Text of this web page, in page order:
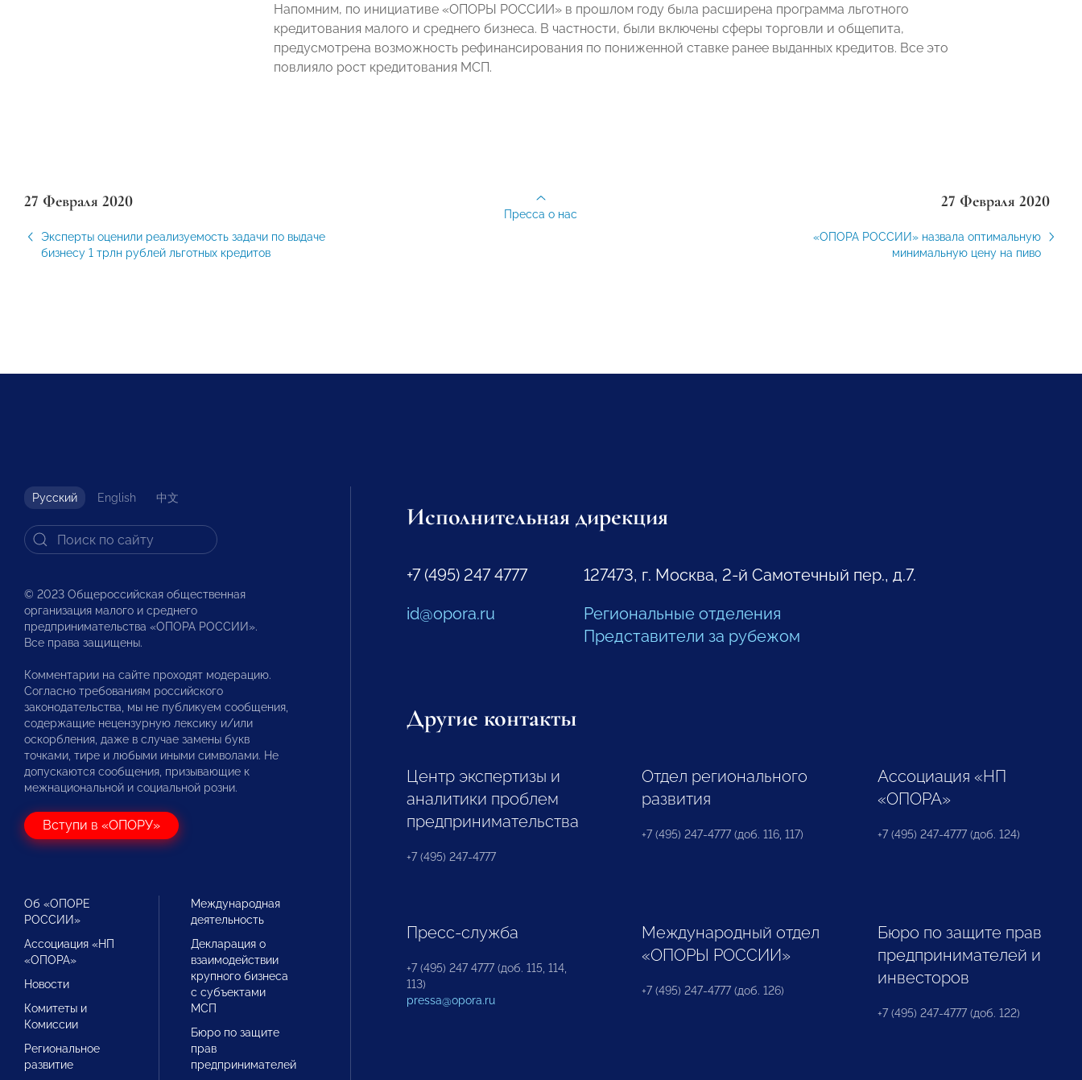
Напомним, по инициативе «ОПОРЫ РОССИИ» в прошлом году была расширена программа льготного
кредитования малого и среднего бизнеса. В частности, были включены сферы торговли и общепита,
предусмотрена возможность рефинансирования по пониженной ставке ранее выданных кредитов. Все это
повлияло рост кредитования МСП.
27 Февраля 2020
Эксперты оценили реализуемость задачи по выдаче
бизнесу 1 трлн рублей льготных кредитов
27 Февраля 2020
«ОПОРА РОССИИ» назвала оптимальную
минимальную цену на пиво
Пресса о нас
Русский English 中文
© 2023 Общероссийская общественная
организация малого и среднего
предпринимательства «ОПОРА РОССИИ».
Все права защищены.
Комментарии на сайте проходят модерацию.
Согласно требованиям российского
законодательства, мы не публикуем сообщения,
содержащие нецензурную лексику и/или
оскорбления, даже в случае замены букв
точками, тире и любыми иными символами. Не
допускаются сообщения, призывающие к
межнациональной и социальной розни.
Вступи в «ОПОРУ»
Об «ОПОРЕ
РОССИИ»
Ассоциация «НП
«ОПОРА»
Новости
Комитеты и
Комиссии
Региональное
развитие
Международная
деятельность
Декларация о
взаимодействии
крупного бизнеса
с субъектами
МСП
Бюро по защите
прав
предпринимателей
Исполнительная дирекция
+7 (495) 247 4777
id@opora.ru
127473, г. Москва, 2-й Самотечный пер., д.7.
Региональные отделения
Представители за рубежом
Другие контакты
Центр экспертизы и
аналитики проблем
предпринимательства
+7 (495) 247-4777
Отдел регионального
развития
+7 (495) 247-4777 (доб. 116, 117)
Ассоциация «НП
«ОПОРА»
+7 (495) 247-4777 (доб. 124)
Пресс-служба
+7 (495) 247 4777 (доб. 115, 114,
113)
pressa@opora.ru
Международный отдел
«ОПОРЫ РОССИИ»
+7 (495) 247-4777 (доб. 126)
Бюро по защите прав
предпринимателей и
инвесторов
+7 (495) 247-4777 (доб. 122)